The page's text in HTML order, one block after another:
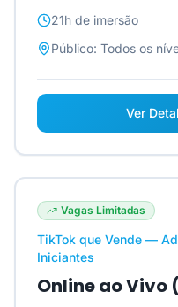
21h de imersão
Público: Todos os
Ver
Vagas Limitadas
TikTok que Vende —
Iniciantes
Online ao Vivo